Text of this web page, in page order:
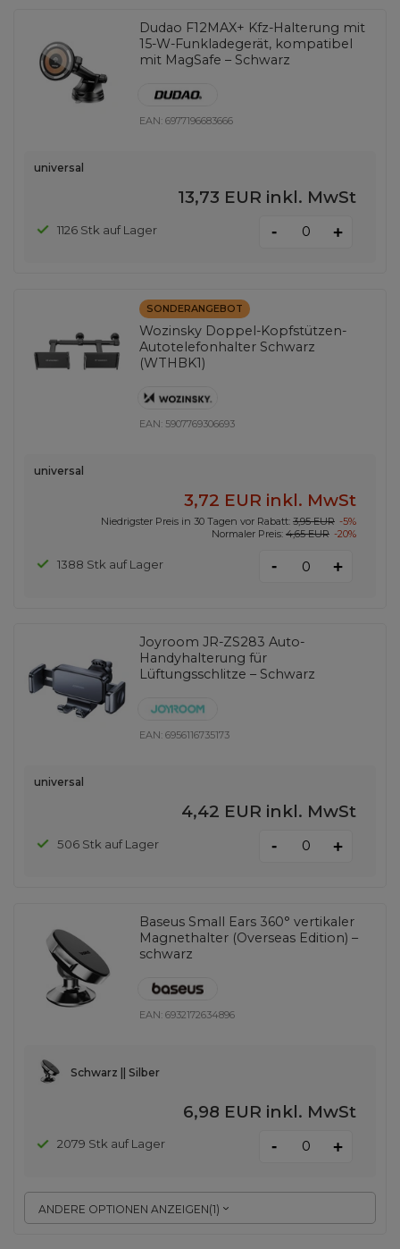
Dudao F12MAX+ Kfz-Halterung mit
15-W-Funkladegerät, kompatibel
mit MagSafe – Schwarz
EAN:6977196683666
universal
13,73 EUR inkl. MwSt
1126 Stk auf Lager - +
SONDERANGEBOT
Wozinsky Doppel-Kopfstützen-
Autotelefonhalter Schwarz
(WTHBK1)
EAN: 5907769306693
universal
3,72 EUR inkl. MwSt
Niedrigster Preis in 30 Tagen vor Rabatt: 3,95 EUR -5%
Normaler Preis: 4,65 EUR -20%
1388 Stk auf Lager - +
Joyroom JR-ZS283 Auto-
Handyhalterung für
Lüftungsschlitze – Schwarz
EAN:6956116735173
universal
4,42 EUR inkl. MwSt
506 Stk auf Lager - +
Baseus Small Ears 360° vertikaler
Magnethalter (Overseas Edition) –
schwarz
EAN:6932172634896
ANDERE OPTIONEN ANZEIGEN(1)
Schwarz || Silber
6,98 EUR inkl. MwSt
2079 Stk auf Lager - +